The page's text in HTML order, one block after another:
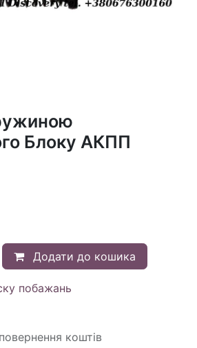
Блоку АКПП
Додати до кошика
побажань
коштів